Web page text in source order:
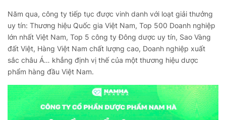
Năm qua, công ty tiếp tục được vinh danh với loạt giải thưởng
uy tín: Thương hiệu Quốc gia Việt Nam, Top 500 Doanh nghiệp
lớn nhất Việt Nam, Top 5 công ty Đông dược uy tín, Sao Vàng
đất Việt, Hàng Việt Nam chất lượng cao, Doanh nghiệp xuất
sắc châu Á… khẳng định vị thế của một thương hiệu dược
phẩm hàng đầu Việt Nam.